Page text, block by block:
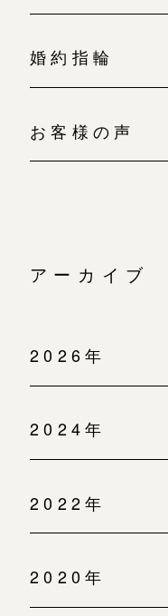
婚約指輪
お客様の声
アーカイブ
2026年
2024年
2022年
2020年